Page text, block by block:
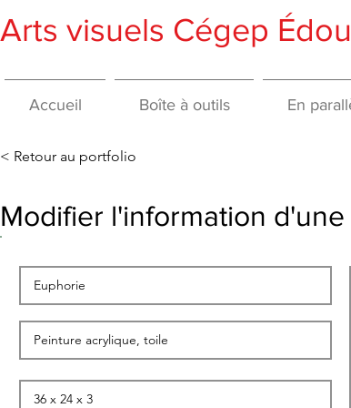
Arts visuels Cégep
Accueil Boîte à outils En
< Retour au portfolio
Modifier l'information